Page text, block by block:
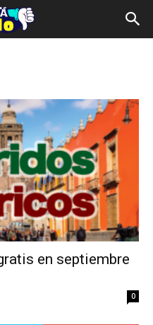
en septiembre
0